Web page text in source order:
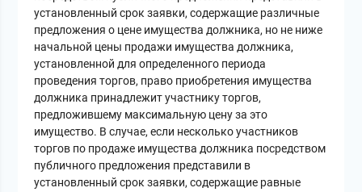
установленный срок заявки, содержащие различные
предложения о цене имущества должника, но не ниже
начальной цены продажи имущества должника,
установленной для определенного периода
проведения торгов, право приобретения имущества
должника принадлежит участнику торгов,
предложившему максимальную цену за это
имущество. В случае, если несколько участников
торгов по продаже имущества должника посредством
публичного предложения представили в
установленный срок заявки, содержащие равные